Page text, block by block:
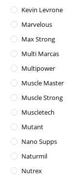
Kevin Levrone
Marvelous
Max Strong
Multi Marcas
Multipower
Muscle Master
Muscle Strong
Muscletech
Mutant
Nano Supps
Naturmil
Nutrex